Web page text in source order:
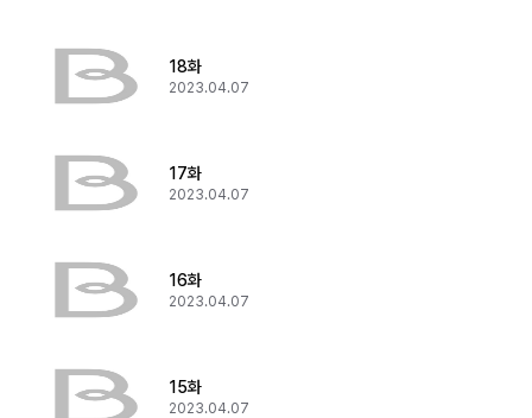
18화
2023.04.07
17화
2023.04.07
16화
2023.04.07
15화
2023.04.07